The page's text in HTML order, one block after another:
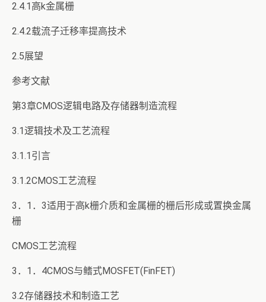
2.4.1高k金属栅
2.4.2载流子迁移率提高技术
2.5展望
参考文献
第3章CMOS逻辑电路及存储器制造流程
3.1逻辑技术及工艺流程
3.1.1引言
3.1.2CMOS工艺流程
3．1．3适用于高k栅介质和金属栅的栅后形成或置换金属
栅
CMOS工艺流程
3．1．4CMOS与鳍式MOSFET(FinFET)
3.2存储器技术和制造工艺